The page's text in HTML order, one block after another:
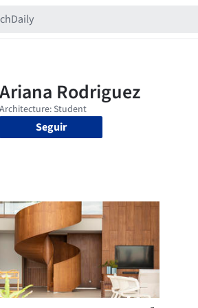
Seguir